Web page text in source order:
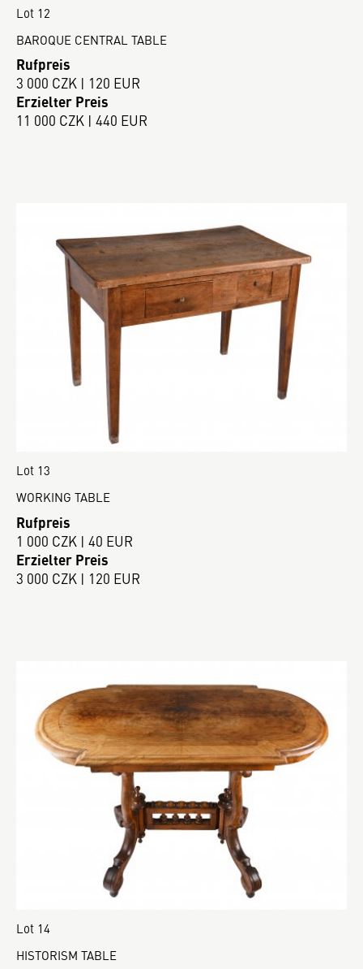
Lot 12
BAROQUE CENTRAL TABLE
Rufpreis
3 000 CZK | 120 EUR
Erzielter Preis
11 000 CZK | 440 EUR
Lot 13
WORKING TABLE
Rufpreis
1 000 CZK | 40 EUR
Erzielter Preis
3 000 CZK | 120 EUR
Lot 14
HISTORISM TABLE